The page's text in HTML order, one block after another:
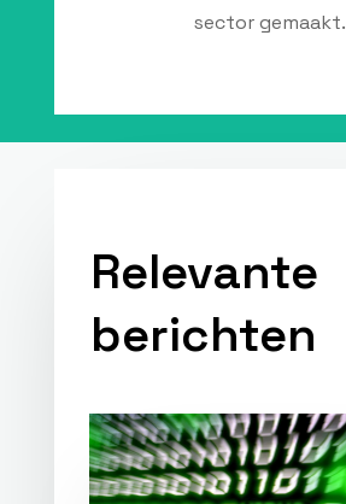
sector gemaakt.
Relevante
berichten